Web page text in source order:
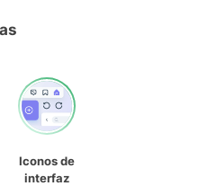
Iconos de
interfaz